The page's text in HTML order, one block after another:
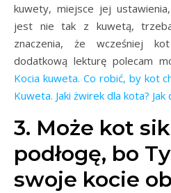
kuwety, miejsce jej
jest nie tak z kuwetą,
znaczenia, że wcześniej
dodatkową lekturę polecam
Kocia kuweta. Co robić, by kot
Kuweta. Jaki żwirek dla kota?
3. Może kot
podłogę, bo
swoje kocie